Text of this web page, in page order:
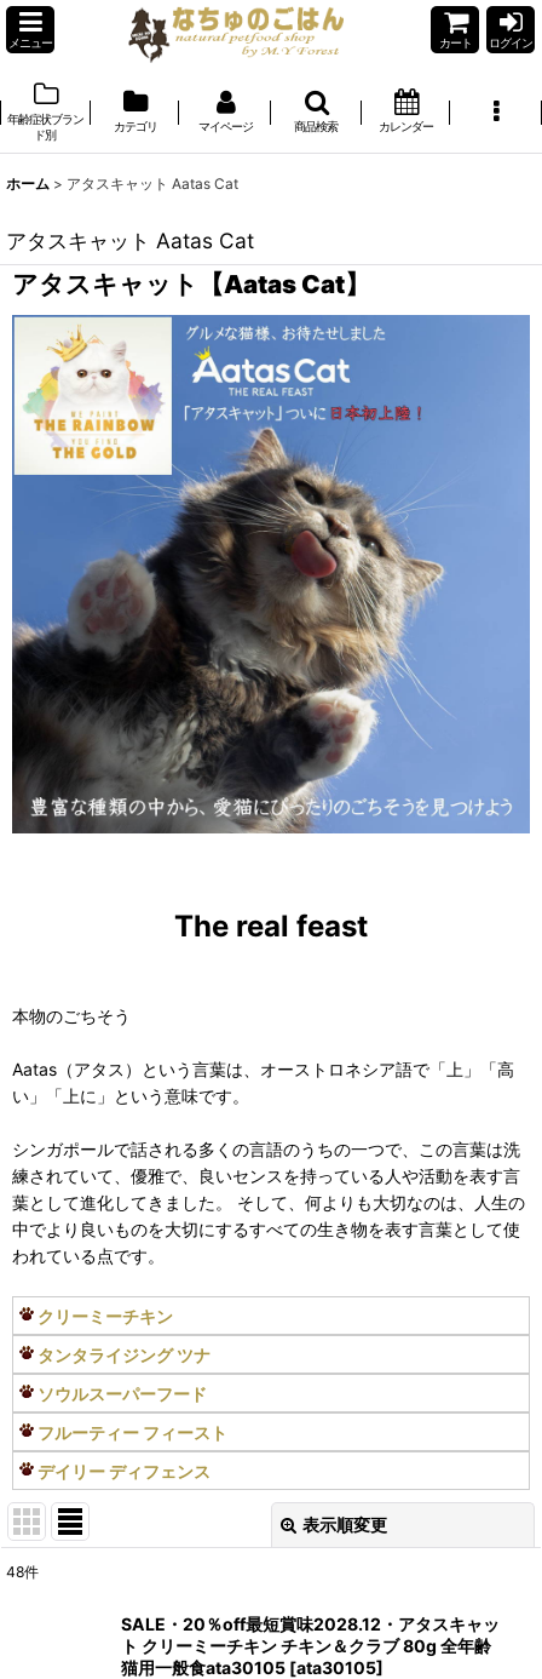
メニュー カート ログイン
年齢症状ブラン
ド別
カテゴリ マイページ 商品検索 カレンダー
ホーム > アタスキャット Aatas Cat
アタスキャット Aatas Cat
アタスキャット【Aatas Cat】
The real feast
本物のごちそう
Aatas（アタス）という言葉は、オーストロネシア語で「上」「高
い」「上に」という意味です。
シンガポールで話される多くの言語のうちの一つで、この言葉は洗
練されていて、優雅で、良いセンスを持っている人や活動を表す言
葉として進化してきました。 そして、何よりも大切なのは、人生の
中でより良いものを大切にするすべての生き物を表す言葉として使
われている点です。
クリーミーチキン
タンタライジング ツナ
ソウルスーパーフード
フルーティー フィースト
デイリー ディフェンス
表示順変更
48件
SALE・20％off最短賞味2028.12・アタスキャッ
ト クリーミーチキン チキン＆クラブ 80g 全年齢
猫用一般食ata30105 [ata30105]